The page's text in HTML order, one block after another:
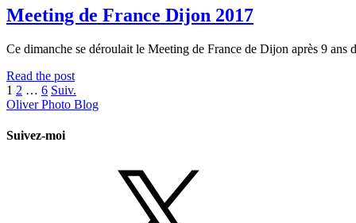
Dijon
Meeting de France Dijon 2017
Ce dimanche se déroulait le Meeting de France de Dijon après 9 ans
Read the postMeeting
France
Pagination
des
publications
1 2 … 6 Suiv.
Oliver Photo Blog
Suivez-moi